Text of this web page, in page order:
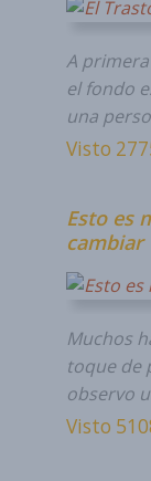
A
el fondo
una
Visto
Esto es
cambiar
Muchos
toque de
observo
Visto